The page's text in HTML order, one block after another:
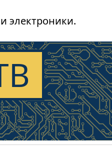
электроники.